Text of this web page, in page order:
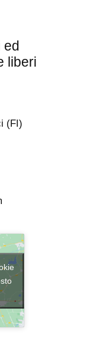
ed
liberi
(FI)